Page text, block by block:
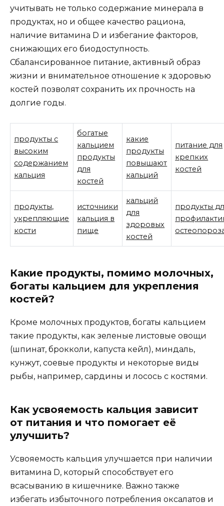
учитывать не только содержание минерала в
продуктах, но и общее качество рациона,
наличие витамина D и избегание факторов,
снижающих его биодоступность.
Сбалансированное питание, активный образ
жизни и внимательное отношение к здоровью
костей позволят сохранить их прочность на
долгие годы.
продукты с
высоким
содержанием
кальция
богатые
кальцием
продукты
для
костей
какие
продукты
повышают
кальций
питание для
крепких
костей
продукты,
укрепляющие
кости
источники
кальция в
пище
кальций
для
здоровых
костей
продукты
Какие продукты, помимо молочных,
богаты кальцием для укрепления
костей?
Кроме молочных продуктов, богаты кальцием
такие продукты, как зеленые листовые овощи
(шпинат, брокколи, капуста кейл), миндаль,
кунжут, соевые продукты и некоторые виды
рыбы, например, сардины и лосось с костями.
Как усвояемость кальция зависит
от питания и что помогает её
улучшить?
Усвояемость кальция улучшается при наличии
витамина D, который способствует его
всасыванию в кишечнике. Важно также
избегать избыточного потребления оксалатов и